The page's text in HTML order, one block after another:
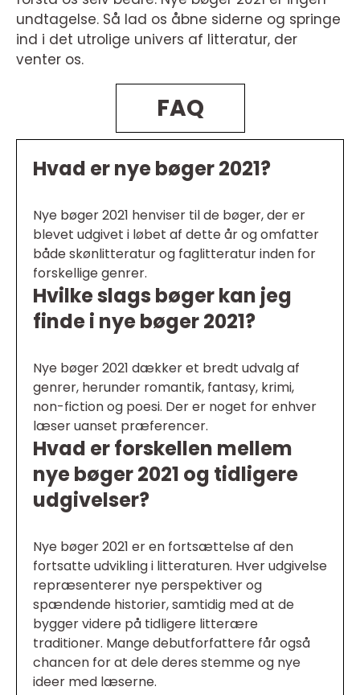
undtagelse. Så lad os åbne siderne og springe
ind i det utrolige univers af litteratur, der
venter os.
FAQ
Hvad er nye bøger 2021?
Nye bøger 2021 henviser til de bøger, der er
blevet udgivet i løbet af dette år og omfatter
både skønlitteratur og faglitteratur inden for
forskellige genrer.
Hvilke slags bøger kan jeg
finde i nye bøger 2021?
Nye bøger 2021 dækker et bredt udvalg af
genrer, herunder romantik, fantasy, krimi,
non-fiction og poesi. Der er noget for enhver
læser uanset præferencer.
Hvad er forskellen mellem
nye bøger 2021 og tidligere
udgivelser?
Nye bøger 2021 er en fortsættelse af den
fortsatte udvikling i litteraturen. Hver udgivelse
repræsenterer nye perspektiver og
spændende historier, samtidig med at de
bygger videre på tidligere litterære
traditioner. Mange debutforfattere får også
chancen for at dele deres stemme og nye
ideer med læserne.